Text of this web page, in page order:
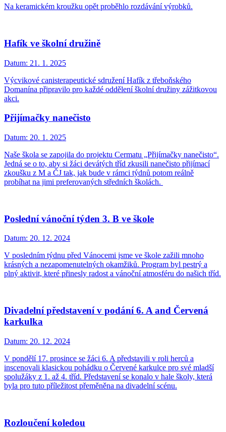
Na keramickém kroužku opět proběhlo rozdávání výrobků.
Hafík ve školní družině
Datum: 21. 1. 2025
Výcvikové canisterapeutické sdružení Hafík z třeboňského
Domanína připravilo pro každé oddělení školní družiny zážitkovou
akci.
Přijímačky nanečisto
Datum: 20. 1. 2025
Naše škola se zapojila do projektu Cermatu „Přijímačky nanečisto“.
Jedná se o to, aby si žáci devátých tříd zkusili nanečisto přijímací
zkoušku z M a ČJ tak, jak bude v rámci týdnů potom reálně
probíhat na jimi preferovaných středních školách.
Poslední vánoční týden 3. B ve škole
Datum: 20. 12. 2024
V posledním týdnu před Vánocemi jsme ve škole zažili mnoho
krásných a nezapomenutelných okamžiků. Program byl pestrý a
plný aktivit, které přinesly radost a vánoční atmosféru do našich tříd.
Divadelní představení v podání 6. A and Červená
karkulka
Datum: 20. 12. 2024
V pondělí 17. prosince se žáci 6. A představili v roli herců a
inscenovali klasickou pohádku o Červené karkulce pro své mladší
spolužáky z 1. až 4. tříd. Představení se konalo v hale školy, která
byla pro tuto příležitost přeměněna na divadelní scénu.
Rozloučení koledou